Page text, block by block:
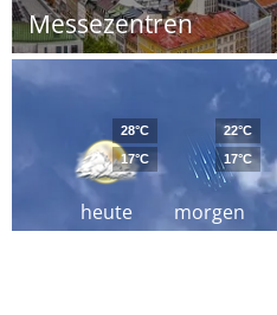
Messezentren
heute
28°C
17°C
morgen
22°C
17°C